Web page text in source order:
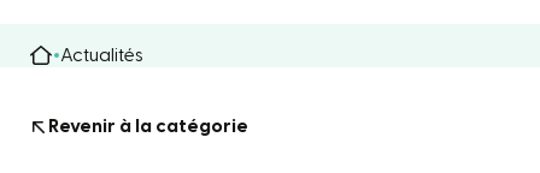
Actualités
Revenir à la catégorie